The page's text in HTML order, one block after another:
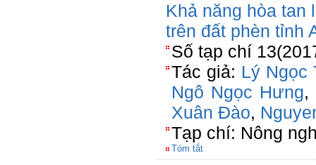
Khả năng hòa tan
trên đất phèn tỉnh
Số tạp chí
Tác giả: Lý Ngọc
Ngô Ngọc Hưng,
Xuân Đào,
Tạp chí: Nông
Tóm tắt